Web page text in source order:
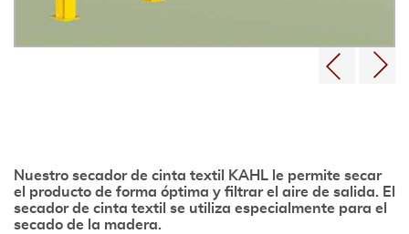
Nuestro secador de cinta textil KAHL le permite secar
el producto de forma óptima y filtrar el aire de salida. El
secador de cinta textil se utiliza especialmente para el
secado de la madera.